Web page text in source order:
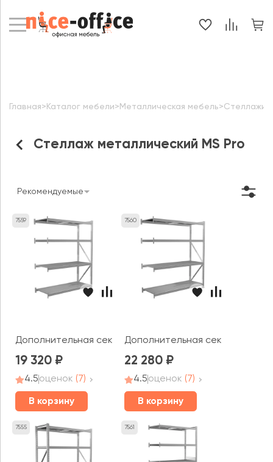
Стеллаж металлический MS Pro
Главная> Каталог мебели> Металлическая мебель>Стеллажи
Рекомендуемые
7559
Дополнительная секция MS Pro 200x150x60 (4 полки)
19 320
4.5оценок (7)
В корзину
7560
Дополнительная секция MS
22 280
4.5оценок (7)
В корзину
7555 7561